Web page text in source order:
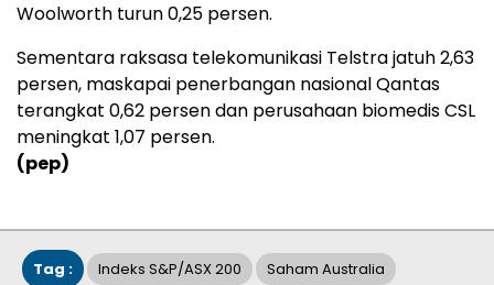
Woolworth turun 0,25 persen.
Sementara raksasa telekomunikasi Telstra jatuh 2,63
persen, maskapai penerbangan nasional Qantas
terangkat 0,62 persen dan perusahaan biomedis CSL
meningkat 1,07 persen.
(pep)
Tag : Indeks S&P/ASX 200 Saham Australia